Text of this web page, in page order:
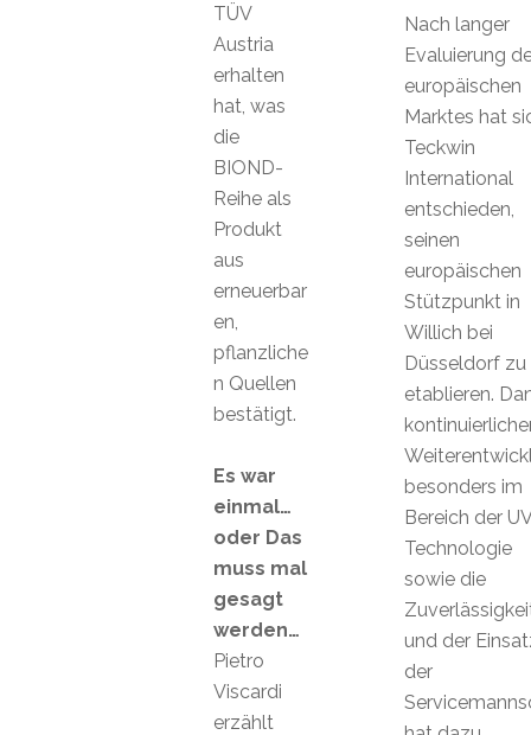
Nach langer
Evaluierung
europäischen
Marktes hat
Teckwin
International
entschieden,
seinen
europäischen
Stützpunkt in
Willich bei
Düsseldorf zu
etablieren.
besonders im
Bereich der
Technologie
sowie die
und der
der
TÜV
Austria
erhalten
hat, was
die
BIOND-
Reihe als
Produkt
aus
erneuerbar
en,
pflanzliche
n Quellen
bestätigt.
Es war
einmal…
oder Das
muss mal
gesagt
werden…
Pietro
Viscardi
erzählt